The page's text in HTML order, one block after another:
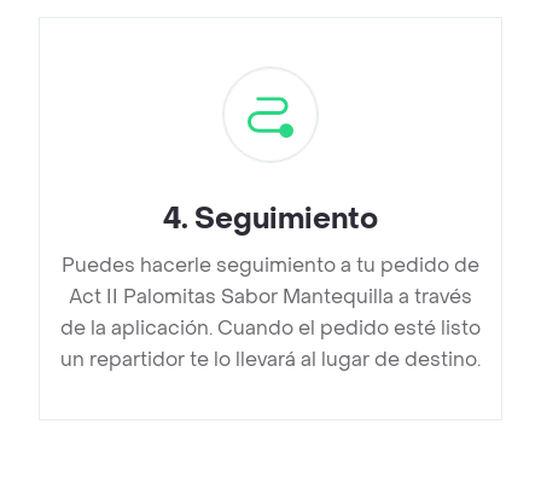
4. Seguimiento
Puedes hacerle seguimiento a tu pedido de
Act II Palomitas Sabor Mantequilla a través
de la aplicación. Cuando el pedido esté listo
un repartidor te lo llevará al lugar de destino.